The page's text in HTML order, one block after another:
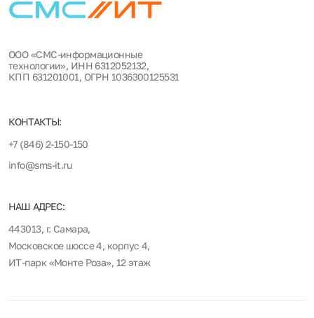
ООО «СМС-информационные
технологии», ИНН 6312052132,
КПП 631201001, ОГРН 1036300125531
КОНТАКТЫ:
+7 (846) 2-150-150
info@sms-it.ru
НАШ АДРЕС:
443013, г. Самара,
Московское шоссе 4, корпус 4,
ИТ-парк «Монте Роза», 12 этаж